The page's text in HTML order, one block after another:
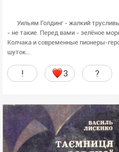
Уильям Голдинг - жалкий
- не такие. Перед вами - зелёное
Колчака и современные пионеры-
шуток…
! 3 ?